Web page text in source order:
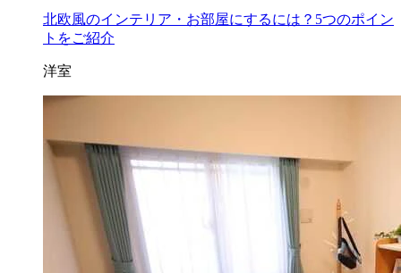
北欧風のインテリア・お部屋にするには？5つのポイン
トをご紹介
洋室